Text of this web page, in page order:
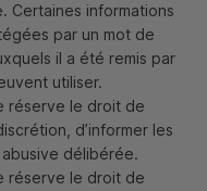
Certaines informations
par un mot de
il a été remis par
utiliser.
réserve le droit de
d’informer les
abusive délibérée.
réserve le droit de